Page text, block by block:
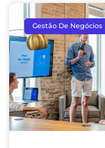
Gestão De Negócios